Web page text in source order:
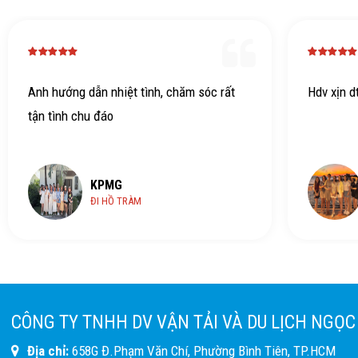
Hdv xịn dth
KPMG
HỒ TRÀM
Đây là
Thực
ý nghĩa
của cả
nghĩa
giới anh
tour hết
công ty
CÔNG TY TNHH DV VẬN TẢI VÀ DU LỊCH
Địa chỉ: 658G Đ.Phạm Văn Chí, Phường Bình Tiên, TP.HCM